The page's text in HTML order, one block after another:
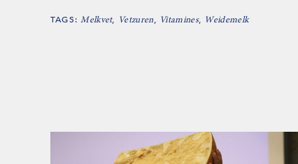
TAGS:Melkvet, Vetzuren, Vitamines, Weidemelk